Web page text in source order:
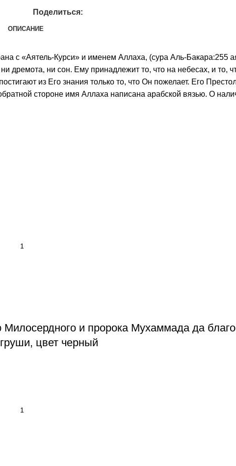
Поделиться:
ОПИСАНИЕ
с «Аятель-Курси» и именем Аллаха, (сура Аль-Бакара:255
ни сон. Ему принадлежит то, что на небесах, и то,
из Его знания только то, что Он пожелает. Его
стороне имя Аллаха написана арабской вязью. О
и пророка Мухаммада да
цвет черный